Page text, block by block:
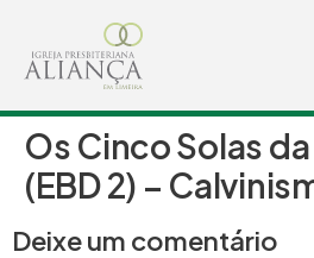
Os Cinco Solas
(EBD 2) –
Deixe um comentário